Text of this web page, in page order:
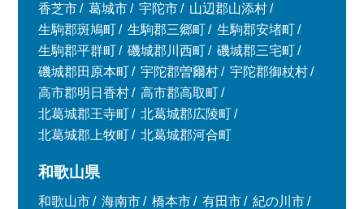
香芝市
葛城市 宇陀市
山辺郡山添村
生駒郡斑鳩町
生駒郡三郷町
生駒郡安堵町
生駒郡平群町
磯城郡川西町
磯城郡三宅町
磯城郡田原本町
宇陀郡曽爾村
宇陀郡御杖村
高市郡明日香村
高市郡高取町
北葛城郡王寺町
北葛城郡広陵町
北葛城郡上牧町
北葛城郡河合町
和歌山県
和歌山市 海南市 橋本市 有田市
紀の川市